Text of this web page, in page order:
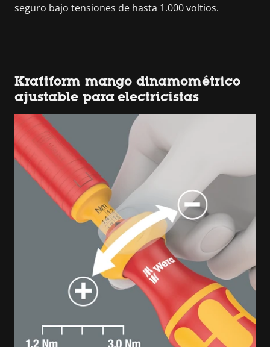
seguro bajo tensiones de hasta 1.000 voltios.
Kraftform mango dinamométrico
ajustable para electricistas